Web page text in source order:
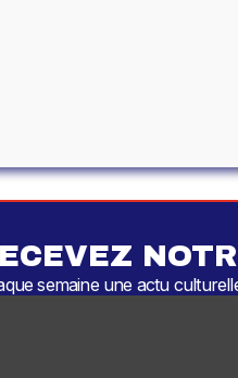
semaine une actu